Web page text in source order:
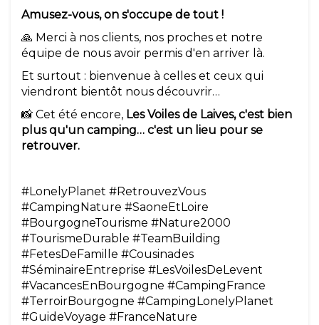
Amusez-vous, on s'occupe de tout !
🙏 Merci à nos clients, nos proches et notre
équipe de nous avoir permis d'en arriver là.
Et surtout : bienvenue à celles et ceux qui
viendront bientôt nous découvrir…
📸 Cet été encore, Les Voiles de Laives, c'est bien
plus qu'un camping… c'est un lieu pour se
retrouver.
#LonelyPlanet #RetrouvezVous
#CampingNature #SaoneEtLoire
#BourgogneTourisme #Nature2000
#TourismeDurable #TeamBuilding
#FetesDeFamille #Cousinades
#SéminaireEntreprise #LesVoilesDeLevent
#VacancesEnBourgogne #CampingFrance
#TerroirBourgogne #CampingLonelyPlanet
#GuideVoyage #FranceNature